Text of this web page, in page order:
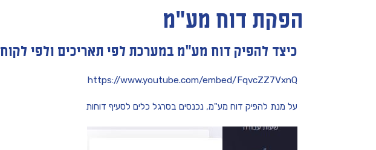
הפקת דוח מע"מ
כיצד להפיק דוח מע"מ במערכת לפי תאריכים ולפי לקוח
https://www.youtube.com/embed/FqvcZZ7VxnQ
על מנת להפיק דוח מע"מ, נכנסים בסרגל כלים לסעיף דוחות